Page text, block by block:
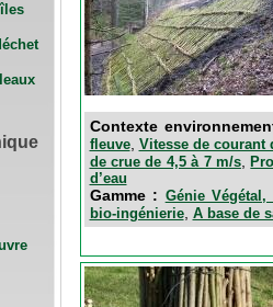
Contexte
fleuve, Vitesse de courant
de crue de 4,5 à 7 m/s,
d’eau
Gamme : Génie
bio-ingénierie, A base de